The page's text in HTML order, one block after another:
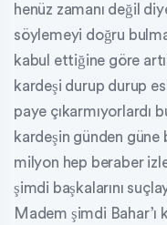
henüz zamanı değil
söylemeyi doğru
kabul ettiğine göre
kardeşi durup durup
paye çıkarmıyorlardı
kardeşin günden güne
milyon hep beraber
şimdi başkalarını
Madem şimdi